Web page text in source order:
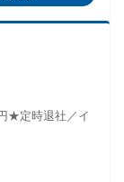
★定時退社／イ